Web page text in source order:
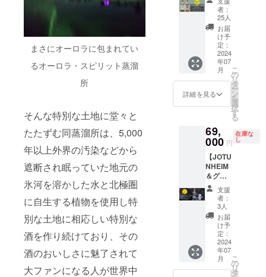
まさにオーロラに包まれてい
るオーロラ・スピリット蒸溜
所
そんな特別な土地に堂々と
たたずむ同蒸溜所は、5,000
年以上外界の汚染などから
遮断され眠っていた地元の
氷河を溶かした水と北極圏
に自生する植物を使用し特
別な土地に相応しい特別な
酒を作り続けており、その
酒のおいしさに魅了されて
大ファンになる人が世界中
と、メ
ンバー
カード
発送前
でもメ
ンバー
割引を
ご利用
ます。
＊オン
プでの
メン
バー割
引開始
は
2024/7/
1からの
1年間と
なりま
す。
（税・
送料込
み）
ツ/ヴァ
イキン
グ名を
付け、
カード
にスタ
ンプし
ます。
＊店舗
ではそ
ます。
（オプ
ション
でお好
きな性
別を選
択して
くださ
い） 1
年間有
効：
2024/7/
1から
2025/6/
30ま
み！当
クラ
ファン
終了後
に会員
になっ
た場合
のメン
バー割
引は
＊楽天
ショッ
適用さ
れませ
ん。
【特典
３】実
店舗に
てメン
バー限
定のテ
イス
ティン
グあ
り。
10％OF
Fとなり
ます。
＊実店
舗にて
お買い
上げの
場合の
み 【特
典２】
メン
バー期
公式オ
ンライ
ン
ショッ
プでい
つでも
7％OFF
でお買
い物が
できま
す。 ＊
7％OFF
は当ク
ラファ
ンの
み！当
険の仲
間メン
バー
カード
（特別
会員
権） 有
効期間
中、
KING's
BARRE
Lの実店
式オン
ライン
ショッ
プでの
み使え
る会員
特典付
きメン
バー
カー
ド。
【特典
１】メ
ンバー
期間
中、い
約8cm
（税・
送料込
み） ※
これは
お酒で
す。20
才未満
の方は
可とな
りま
ます。
■内容
BIVRO
STミッ
ドガル
ド 本数
限定 北
ルトウ
イス
500ml ×
1本（販
売予定
価格
29,000
円） ※
これは
お酒で
す。20
才未満
の方は
購入不
可とな
りま
す。
売を行
いま
す。本
数限定
のリミ
テッド
商品の
ため、
ロジェ
クト終
保在庫
分が
残った
場合に
限り通
常販売
を致し
ます。
■内容
BIVRO
STミッ
ドガル
ド 本数
限定 北
ミッド
ガルド
北極シ
ングル
モルト
ウイス
キー」
は含ま
れませ
ん。
「BIVR
OST 北
極シン
グルモ
ルトウ
イス
キー」
は本数
限定の
リミ
テッド
商品の
ため、
このプ
ロジェ
セット
のみ予
定販売
価格か
26,000
円オフ
にてご
提供致
しま
→32,00
0円
送料込
み） ※
割引率
は製品
本体の
販売予
定価格
に対す
るもの
です。
本クラ
ウド
ファン
比べ
SET限
定25
セッ
ト】
BIVRO
ST『北
欧神話9
つの世
界シ
リー
北極シ
ングル
モルト
ウイス
キー、
ミッド
ガルド
＆アル
フハイ
ムの飲
み比べ
セット
を限定
25セッ
トのみ
予定販
者：
25人
お届
け予
定：
2024
年07
月
詳細を見る
こ
の
リ
タ
ー
ン
を
選
択
す
る
69,
000 円
在庫な
し
【JOTU
NHEIM
＆グラ
スSET
限定3
セッ
ト】 限
定3セッ
トの
み！
BIVRO
ST『北
欧神話9
支援
者：
3人
お届
け予
定：
2024
年07
月
こ
の
リ
タ